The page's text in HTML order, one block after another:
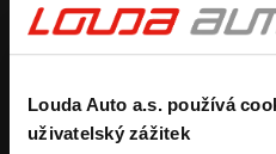
Louda Auto a.s. používá
uživatelský zážitek
Koupit ojetý vůz
Koupit užitkový vůz
Pronájem
Carsharing